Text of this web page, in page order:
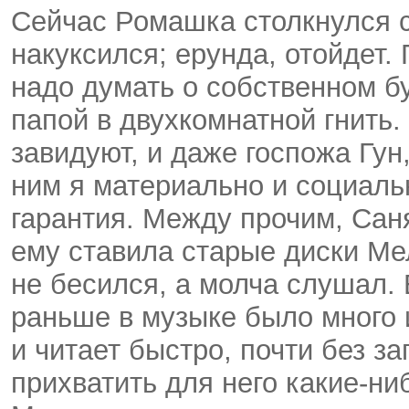
Сейчас Ромашка столкнулся
накуксился; ерунда, отойдет.
надо думать о собственном
папой в двухкомнатной
завидуют, и даже госпожа
ним я материально и
гарантия. Между прочим,
ему ставила старые диски
не бесился, а молча слушал.
раньше в музыке было много
и читает быстро, почти без
прихватить для него какие-